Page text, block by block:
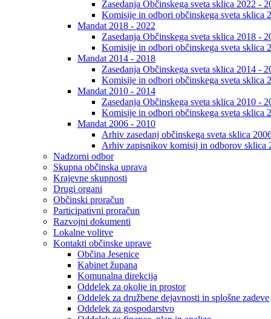
Zasedanja Občinskega sveta sklica 2022 -
Komisije in odbori občinskega sveta sklica
Mandat 2018 - 2022
Zasedanja Občinskega sveta sklica 2018 -
Komisije in odbori občinskega sveta sklica
Mandat 2014 - 2018
Zasedanja Občinskega sveta sklica 2014 -
Komisije in odbori občinskega sveta sklica
Mandat 2010 - 2014
Zasedanja Občinskega sveta sklica 2010 -
Komisije in odbori občinskega sveta sklica
Mandat 2006 - 2010
Arhiv zasedanj občinskega sveta sklica
Arhiv zapisnikov komisij in odborov sklica
Nadzorni odbor
Skupna občinska uprava
Krajevne skupnosti
Drugi organi
Občinski proračun
Participativni proračun
Razvojni dokumenti
Lokalne volitve
Kontakti občinske uprave
Občina Jesenice
Kabinet župana
Komunalna direkcija
Oddelek za okolje in prostor
Oddelek za družbene dejavnosti in splošne zadeve
Oddelek za gospodarstvo